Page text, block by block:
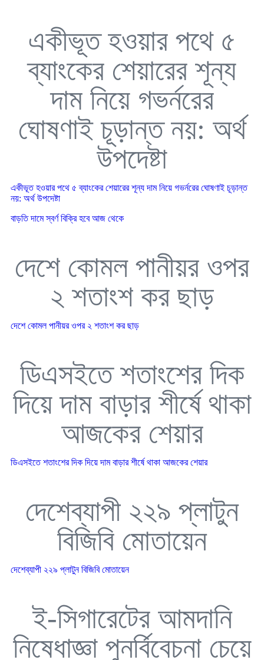
একীভূত হওয়ার পথে ৫
ব্যাংকের শেয়ারের শূন্য
দাম নিয়ে গভর্নরের
ঘোষণাই চূড়ান্ত নয়: অর্থ
উপদেষ্টা
একীভূত হওয়ার পথে ৫ ব্যাংকের শেয়ারের শূন্য দাম নিয়ে গভর্নরের ঘোষণাই চূড়ান্ত
নয়: অর্থ উপদেষ্টা
বাড়তি দামে স্বর্ণ বিক্রি হবে আজ থেকে
দেশে কোমল পানীয়র ওপর
২ শতাংশ কর ছাড়
দেশে কোমল পানীয়র ওপর ২ শতাংশ কর ছাড়
ডিএসইতে শতাংশের দিক
দিয়ে দাম বাড়ার শীর্ষে থাকা
আজকের শেয়ার
ডিএসইতে শতাংশের দিক দিয়ে দাম বাড়ার শীর্ষে থাকা আজকের শেয়ার
দেশেব্যাপী ২২৯ প্লাটুন
বিজিবি মোতায়েন
দেশেব্যাপী ২২৯ প্লাটুন বিজিবি মোতায়েন
ই-সিগারেটের আমদানি
নিষেধাজ্ঞা পুনর্বিবেচনা চেয়ে